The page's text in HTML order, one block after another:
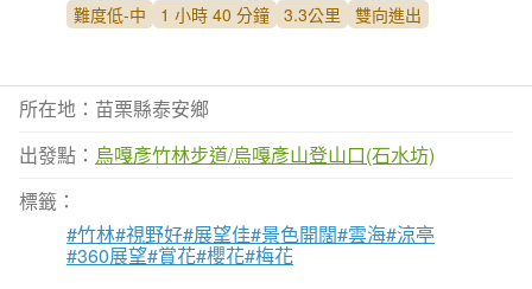
難度低-中 1 小時 40 分鐘 3.3公里 雙向進出
所在地：苗栗縣泰安鄉
出發點： 烏嘎彥竹林步道/烏嘎彥山登山口(石水坊)
標籤：
#竹林#視野好#展望佳#景色開闊#雲海#涼亭
#360展望#賞花#櫻花#梅花